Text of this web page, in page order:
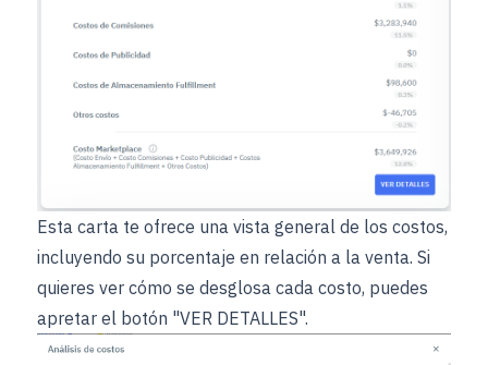
Esta carta te ofrece una vista general de los costos,
incluyendo su porcentaje en relación a la venta. Si
quieres ver cómo se desglosa cada costo, puedes
apretar el botón "VER DETALLES".